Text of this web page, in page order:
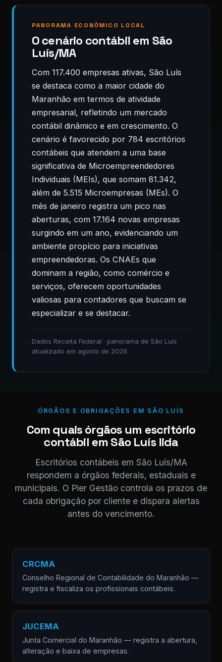
PANORAMA ECONÔMICO LOCAL
O cenário contábil em São
Luís/MA
Com 117.400 empresas ativas, São Luís
se destaca como a maior cidade do
Maranhão em termos de atividade
empresarial, refletindo um mercado
contábil dinâmico e em crescimento. O
cenário é favorecido por 784 escritórios
contábeis que atendem a uma base
significativa de Microempreendedores
Individuais (MEIs), que somam 81.342,
além de 5.515 Microempresas (MEs). O
mês de janeiro registra um pico nas
aberturas, com 17.164 novas empresas
surgindo em um ano, evidenciando um
ambiente propício para iniciativas
empreendedoras. Os CNAEs que
dominam a região, como comércio e
serviços, oferecem oportunidades
valiosas para contadores que buscam se
especializar e se destacar.
Dados Receita Federal · panorama de São Luís
atualizado em agosto de 2026
ÓRGÃOS E OBRIGAÇÕES EM SÃO LUÍS
Com quais órgãos um escritório
contábil em São Luís lida
Escritórios contábeis em São Luís/MA
respondem a órgãos federais, estaduais e
municipais. O Pier Gestão controla os prazos de
cada obrigação por cliente e dispara alertas
antes do vencimento.
CRCMA
Conselho Regional de Contabilidade do Maranhão —
registra e fiscaliza os profissionais contábeis.
JUCEMA
Junta Comercial do Maranhão — registra a abertura,
alteração e baixa de empresas.